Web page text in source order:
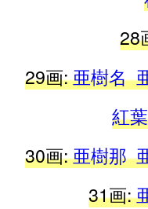
28
29画:亜樹名
紅
30画:亜樹那
31画: